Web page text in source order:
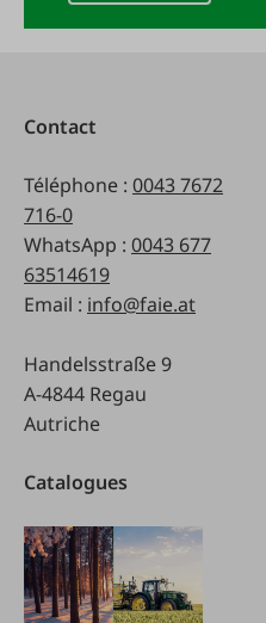
Contact
Téléphone : 0043 7672
716-0
WhatsApp : 0043 677
63514619
Email : info@faie.at
Handelsstraße 9
A-4844 Regau
Autriche
Catalogues